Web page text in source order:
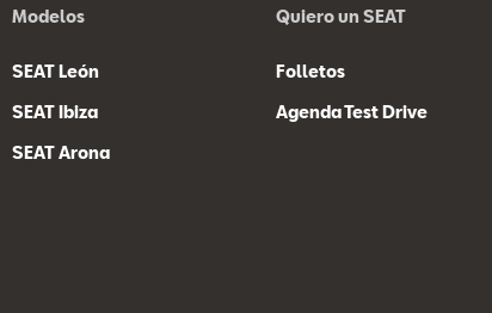
Modelos
SEAT León
SEAT Ibiza
SEAT Arona
Quiero un SEAT
Folletos
Agenda Test Drive